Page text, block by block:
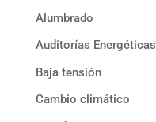
Alumbrado
Auditorías Energéticas
Baja tensión
Cambio climático